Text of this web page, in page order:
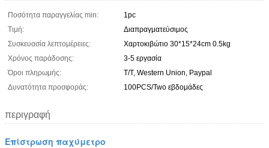
Ποσότητα παραγγελίας min:
1pc
Τιμή:
Διαπραγματεύσιμος
Συσκευασία λεπτομέρειες:
Χαρτοκιβώτιο 30*15*24cm 0.5kg
Χρόνος παράδοσης:
3-5 εργασία
Όροι πληρωμής:
T/T, Western Union, Paypal
Δυνατότητα προσφοράς:
100PCS/Two εβδομάδες
περιγραφή
Επίστρωση παχύμετρο